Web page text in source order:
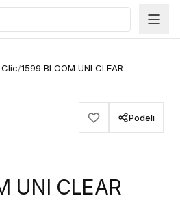
/1599 BLOOM UNI CLEAR
Podeli
UNI CLEAR